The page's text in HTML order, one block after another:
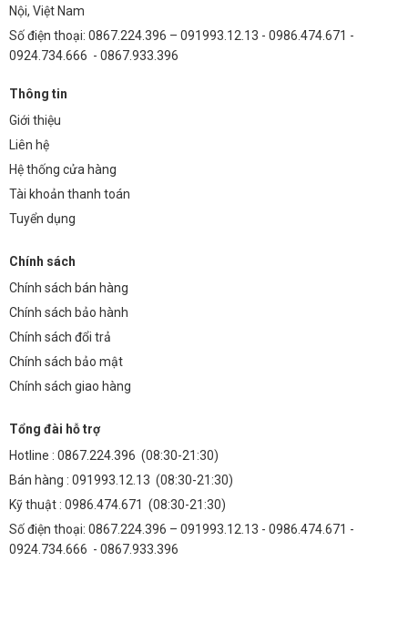
Hiệu suất phát quang cao: 120–150lm/W.
Chống sét, chịu nhiệt tốt – phù hợp môi trường
ngoài trời.
Cấu tạo
nhôm sơn tĩnh điện, tản nhiệt tốt.
Module LED: Chip LED chất lượng cao (Bridgelux,
Cree, Osram…).
Nguồn LED (Driver): Loại chống nước, ổn định
Kính bảo vệ: Kính cường lực chịu lực, chống lóa.
Gioăng cao su: Giúp chống thấm nước, bụi bẩn.
Ứng dụng
Nội, Việt Nam
Số điện thoại: 0867.224.396 – 091993.12.13 - 0986.474.671 -
0924.734.666 - 0867.933.396
Thông tin
Giới thiệu
Liên hệ
Hệ thống cửa hàng
Tài khoản thanh toán
Tuyển dụng
Chính sách
Chính sách bán hàng
Chính sách bảo hành
Chính sách đổi trả
Chính sách bảo mật
Chính sách giao hàng
Tổng đài hỗ trợ
Hotline : 0867.224.396 (08:30-21:30)
Bán hàng : 091993.12.13 (08:30-21:30)
Kỹ thuật : 0986.474.671 (08:30-21:30)
Số điện thoại: 0867.224.396 – 091993.12.13 - 0986.474.671 -
0924.734.666 - 0867.933.396